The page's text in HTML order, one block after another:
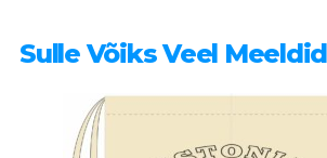
Sulle Võiks Veel